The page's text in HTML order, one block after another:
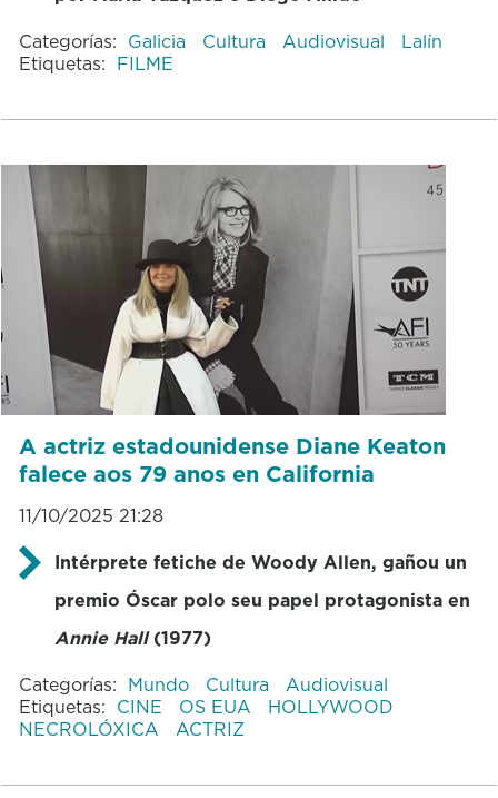
Categorías: Galicia Cultura Audiovisual
Lalín
Etiquetas: FILME
A actriz estadounidense Diane Keaton
falece aos 79 anos en California
11/10/2025 21:28
Intérprete fetiche de Woody Allen, gañou un
premio Óscar polo seu papel protagonista en
Annie Hall(1977)
Categorías: Mundo Cultura
Audiovisual
Etiquetas: CINE OS EUA
HOLLYWOOD
NECROLÓXICA
ACTRIZ